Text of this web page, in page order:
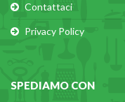
Contattaci
Privacy Policy
SPEDIAMO CON